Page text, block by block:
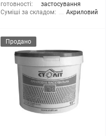
готовності:
застосування
Суміші за складом:
Акриловий
Продано